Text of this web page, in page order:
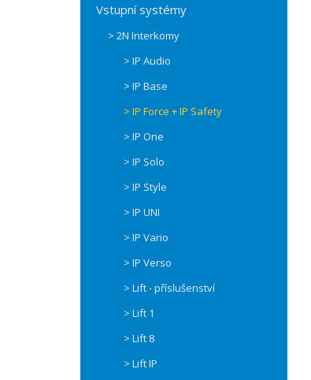
Vstupní systémy
> 2N Interkomy
> IP Audio
> IP Base
> IP Force + IP Safety
> IP One
> IP Solo
> IP Style
> IP UNI
> IP Vario
> IP Verso
> Lift - příslušenství
> Lift 1
> Lift 8
> Lift IP